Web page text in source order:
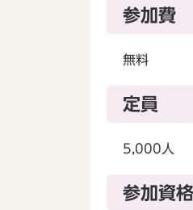
参加費
無料
定員
5,000人
参加資格